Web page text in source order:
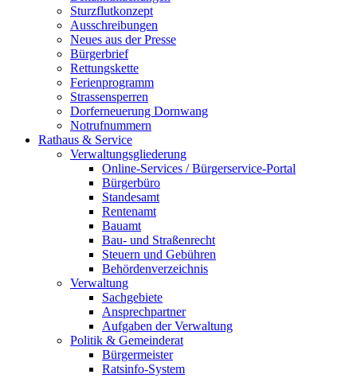
Sturzflutkonzept
Ausschreibungen
Neues aus der Presse
Bürgerbrief
Rettungskette
Ferienprogramm
Strassensperren
Dorferneuerung Dornwang
Notrufnummern
Rathaus & Service
Verwaltungsgliederung
Online-Services / Bürgerservice-Portal
Bürgerbüro
Standesamt
Rentenamt
Bauamt
Bau- und Straßenrecht
Steuern und Gebühren
Behördenverzeichnis
Verwaltung
Sachgebiete
Ansprechpartner
Aufgaben der Verwaltung
Politik & Gemeinderat
Bürgermeister
Ratsinfo-System